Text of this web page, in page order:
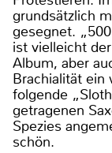
grundsätzlich
gesegnet.
ist vielleicht
Album, aber
Brachialität
folgende
getragenen
Spezies
schön.